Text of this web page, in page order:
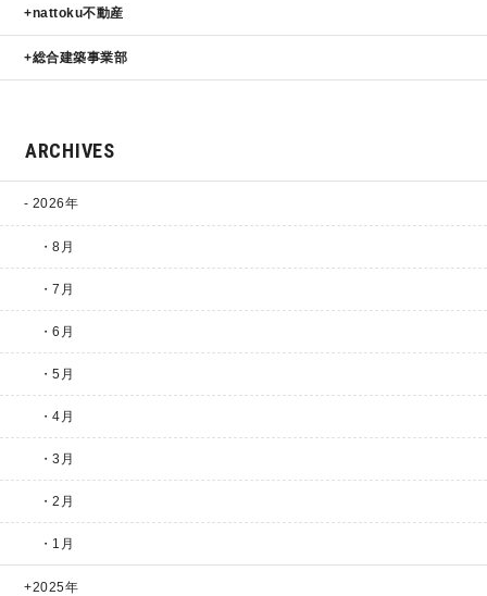
nattoku不動産
総合建築事業部
ARCHIVES
2026年
・8月
・7月
・6月
・5月
・4月
・3月
・2月
・1月
2025年